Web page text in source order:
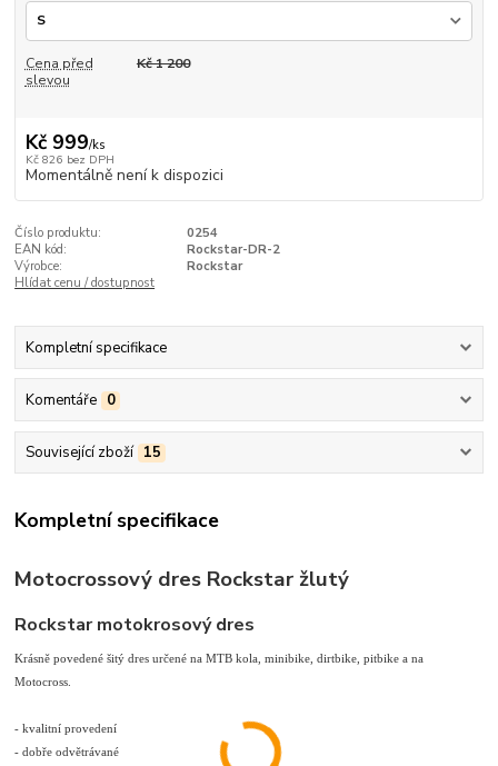
Cena před
slevou
Kč 1 200
Kč 999/ks
Kč 826 bez DPH
Momentálně není k dispozici
Číslo produktu:
0254
EAN kód:
Rockstar-DR-2
Výrobce:
Rockstar
Hlídat cenu / dostupnost
Kompletní specifikace
Komentáře 0
Související zboží 15
Kompletní specifikace
Motocrossový dres Rockstar žlutý
Rockstar motokrosový dres
Krásně povedené šitý dres určené na MTB kola, minibike, dirtbike, pitbike a na
Motocross.
- kvalitní provedení
- dobře odvětrávané